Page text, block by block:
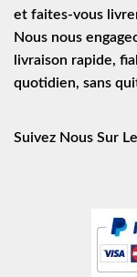
et faites-vous
Nous nous
livraison rapide,
quotidien, sans
Suivez Nous Sur